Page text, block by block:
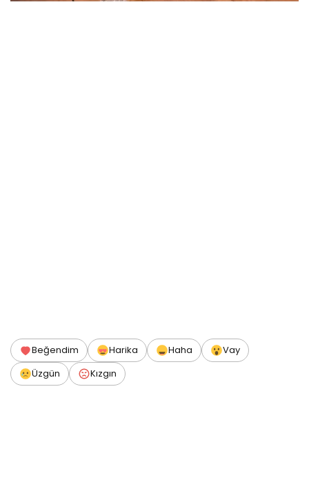
Beğendim Harika Haha
Vay
Üzgün
Kızgın